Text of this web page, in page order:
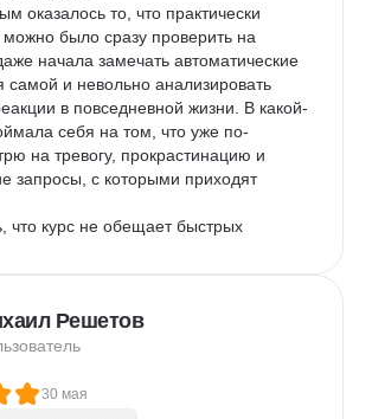
оказалось то, что практически
было сразу проверить на
начала замечать автоматические
самой и невольно анализировать
в повседневной жизни. В какой-
себя на том, что уже по-
на тревогу, прокрастинацию и
запросы, с которыми приходят
что курс не обещает быстрых
больше уверенности в работе и
теперь я могу выстраивать
Решетов
30 мая